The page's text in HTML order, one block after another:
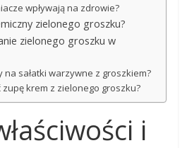
wpływają na zdrowie?
zielonego groszku?
zielonego groszku w
na sałatki warzywne z groszkiem?
zupę krem z zielonego groszku?
i